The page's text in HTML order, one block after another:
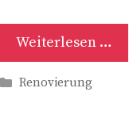
Weiterlesen …
Kategorien
Renovierung